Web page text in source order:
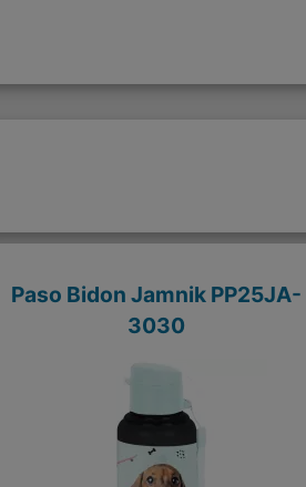
Paso Bidon Jamnik PP25JA-
3030